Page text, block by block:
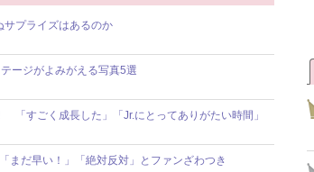
サプライズはあるのか
ージがよみがえる写真5選
「すごく成長した」「Jr.にとってありがたい時間」
まだ早い！」「絶対反対」とファンざわつき